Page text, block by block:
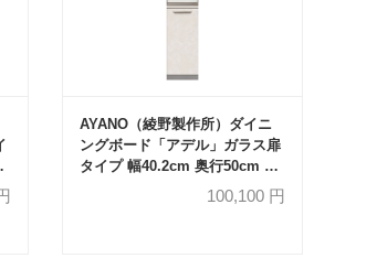
AYANO（綾野製作所）ダイニ
ングボード「アデル」ガラス扉
タイプ 幅40.2cm 奥行50cm 高
100,100 円